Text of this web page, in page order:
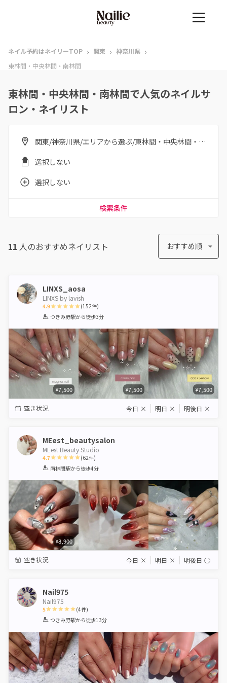
ネイル予約はネイリーTOP › 関東 › 神奈川県 ›
東林間・中央林間・南林間
東林間・中央林間・南林間で人気のネイルサ
ロン・ネイリスト
関東/神奈川県/エリアから選ぶ/東林間・中央林間・南林間
選択しない
選択しない
検索条件
11 人のおすすめネイリスト おすすめ順
LINXS_aosa
LINXS by lavish
4.9
1 2 3 4 5
(152件)
つきみ野駅から徒歩3分
¥7,500 ¥7,500 ¥7,500
空き状況 今日 × 明日 × 明後日 ×
MEest_beautysalon
MEest Beauty Studio
4.7
1 2 3 4 5
(62件)
南林間駅から徒歩4分
¥8,900
空き状況 今日 × 明日 × 明後日 ◯
Nail975
Nail975
5
1 2 3 4 5
(4件)
つきみ野駅から徒歩13分